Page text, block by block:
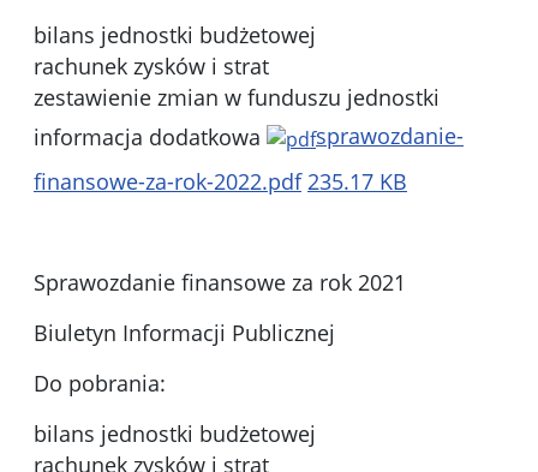
bilans jednostki budżetowej
rachunek zysków i strat
zestawienie zmian w funduszu jednostki
informacja dodatkowa
sprawozdanie-
finansowe-za-rok-2022.pdf 235.17 KB
Sprawozdanie finansowe za rok 2021
Biuletyn Informacji Publicznej
Do pobrania:
bilans jednostki budżetowej
rachunek zysków i strat